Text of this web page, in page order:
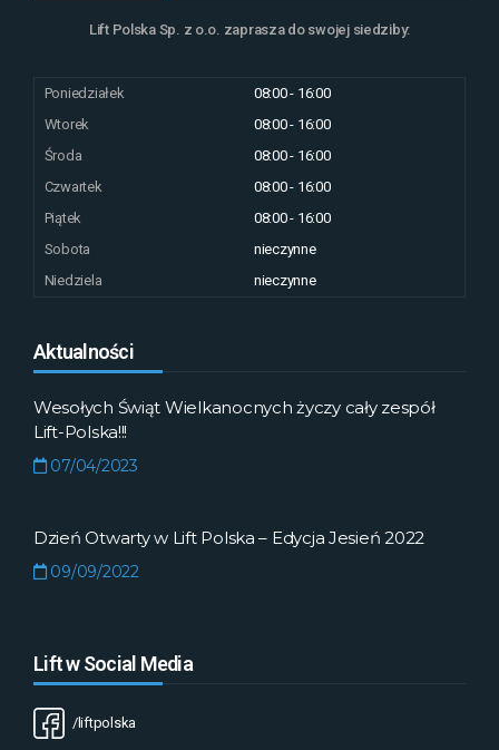
Lift Polska Sp. z o.o. zaprasza do swojej siedziby:
Poniedziałek
08:00 - 16:00
Wtorek
08:00 - 16:00
Środa
08:00 - 16:00
Czwartek
08:00 - 16:00
Piątek
08:00 - 16:00
Sobota
nieczynne
Niedziela
nieczynne
Aktualności
Wesołych Świąt Wielkanocnych życzy cały zespół
Lift-Polska!!!
07/04/2023
Dzień Otwarty w Lift Polska – Edycja Jesień 2022
09/09/2022
Lift w Social Media
/liftpolska